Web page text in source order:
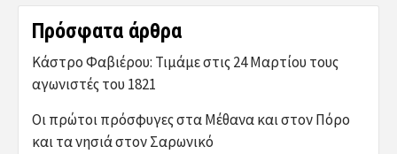
Πρόσφατα άρθρα
Κάστρο Φαβιέρου: Τιμάμε στις 24 Μαρτίου τους
αγωνιστές του 1821
Οι πρώτοι πρόσφυγες στα Μέθανα και στον Πόρο
και τα νησιά στον Σαρωνικό